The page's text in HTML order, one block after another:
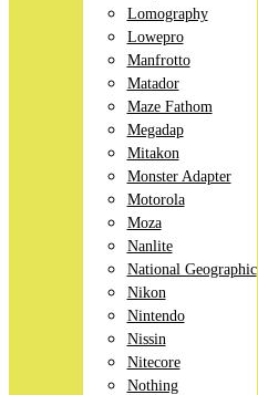
Lomography
Lowepro
Manfrotto
Matador
Maze Fathom
Megadap
Mitakon
Monster Adapter
Motorola
Moza
Nanlite
National Geographic
Nikon
Nintendo
Nissin
Nitecore
Nothing